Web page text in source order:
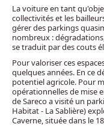
La voiture en tant
collectivités et les
gérer des parkings
nombreux :
se traduit par des couts
Pour valoriser ces
quelques années. En ce
potentiel agricole. Pour
opérationnelles de mise
de Sareco a visité un
Habitat - La Sablière)
Caverne, située dans le